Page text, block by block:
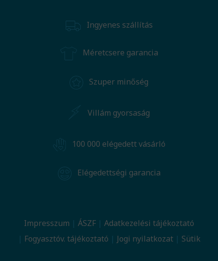
Ingyenes szállítás
Méretcsere garancia
Szuper minőség
Villám gyorsaság
100 000 elégedett vásárló
Elégedettségi garancia
Impresszum ÁSZF
Adatkezelési tájékoztató
Fogyasztóv. tájékoztató
Jogi nyilatkozat Sütik